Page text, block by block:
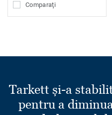
Comparaţi
Tarkett și-a
pentru a